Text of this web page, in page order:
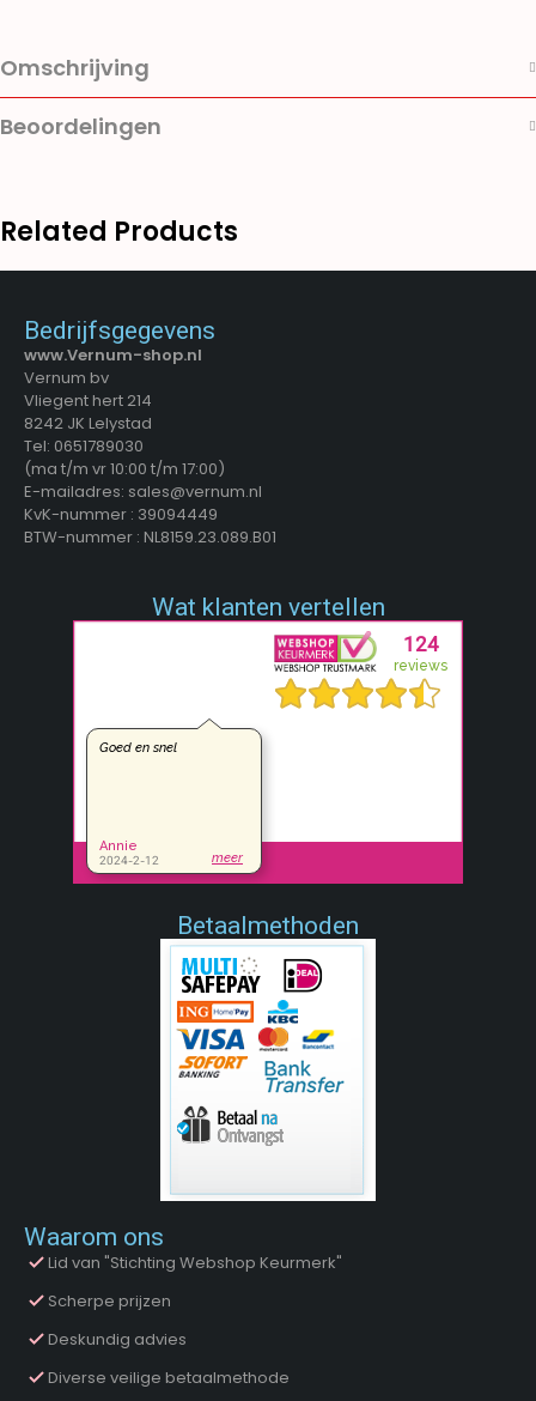
Omschrijving
Beoordelingen
Related Products
Bedrijfsgegevens
www.Vernum-shop.nl
Vernum bv
Vliegent hert 214
8242 JK Lelystad
Tel: 0651789030
(ma t/m vr 10:00 t/m 17:00)
E-mailadres: sales@vernum.nl
KvK-nummer : 39094449
BTW-nummer : NL8159.23.089.B01
Wat klanten vertellen
Betaalmethoden
Waarom ons
Lid van "Stichting Webshop Keurmerk"
Scherpe prijzen
Deskundig advies
Diverse veilige betaalmethode